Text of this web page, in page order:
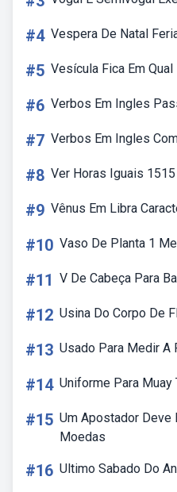
#4 Vespera De Natal
#5 Vesícula Fica Em Qual
#6 Verbos Em Ingles
#7 Verbos Em Ingles
#8 Ver Horas Iguais 1515
#9 Vênus Em Libra
#10 Vaso De Planta 1
#11 V De Cabeça Para
#12 Usina Do Corpo De
#13 Usado Para Medir A
#14 Uniforme Para Muay
#15 Um Apostador Deve
Moedas
#16 Ultimo Sabado Do